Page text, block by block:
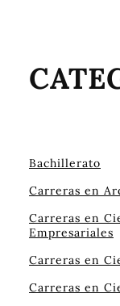
Bachillerato
Carreras en
Carreras en
Empresariales
Carreras en
Carreras en